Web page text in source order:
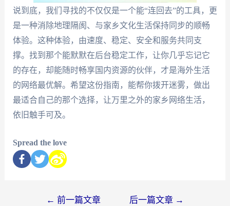
说到底，我们寻找的不仅仅是一个能“连回去”的工具，更
是一种消除地理隔阂、与家乡文化生活保持同步的顺畅
体验。这种体验，由速度、稳定、安全和服务共同支
撑。找到那个能默默在后台稳定工作，让你几乎忘记它
的存在，却能随时畅享国内资源的伙伴，才是海外生活
的网络最优解。希望这份指南，能帮你拨开迷雾，做出
最适合自己的那个选择，让万里之外的家乡网络生活，
依旧触手可及。
Spread the love
← 前一篇文章 后一篇文章 →